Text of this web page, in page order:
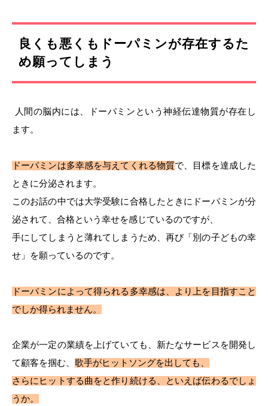
良くも悪くもドーパミンが存在するた
め願ってしまう
人間の脳内には、ドーパミンという神経伝達物質が存在し
ます。
ドーパミンは多幸感を与えてくれる物質で、目標を達成した
ときに分泌されます。
このお話の中では大学受験に合格したときにドーパミンが分
泌されて、合格という幸せを感じているのですが、
手にしてしまうと薄れてしまうため、再び「別の子どもの幸
せ」を願っているのです。
ドーパミンによって得られる多幸感は、より上を目指すこと
でしか得られません。
企業が一定の業績を上げていても、新たなサービスを開発し
て顧客を掴む、 歌手がヒットソングを出しても、
さらにヒットする曲をと作り続ける、といえば伝わるでしょ
うか。